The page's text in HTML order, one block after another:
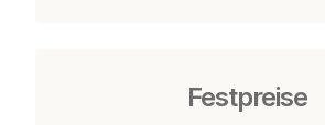
Festpreise